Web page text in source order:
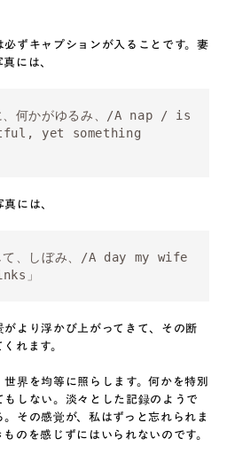
ずキャプションが入ることです。妻
には、
、何かがゆるみ、/A nap / is
yet something
には、
て、しぼみ、/A day my wife
」
より浮かび上がってきて、その断
れます。
界を均等に照らします。何かを特別
しない。淡々とした記録のようで
その感覚が、私はずっと忘れられま
のを感じずにはいられないのです。